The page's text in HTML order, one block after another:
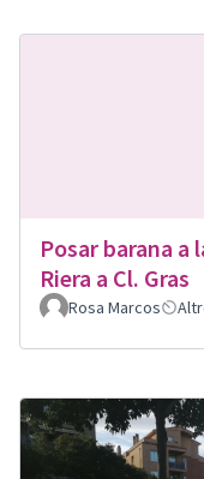
Posar barana a
Riera a Cl. Gras
Rosa Marcos